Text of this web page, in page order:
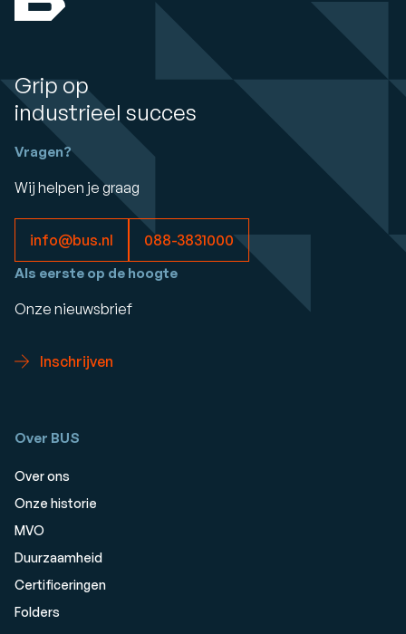
Grip op
industrieel succes
Vragen?
Wij helpen je graag
info@bus.nl 088-3831000
Als eerste op de hoogte
Onze nieuwsbrief
Inschrijven
Over BUS
Over ons
Onze historie
MVO
Duurzaamheid
Certificeringen
Folders